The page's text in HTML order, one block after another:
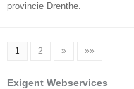
provincie Drenthe.
1 2 » »»
Exigent Webservices